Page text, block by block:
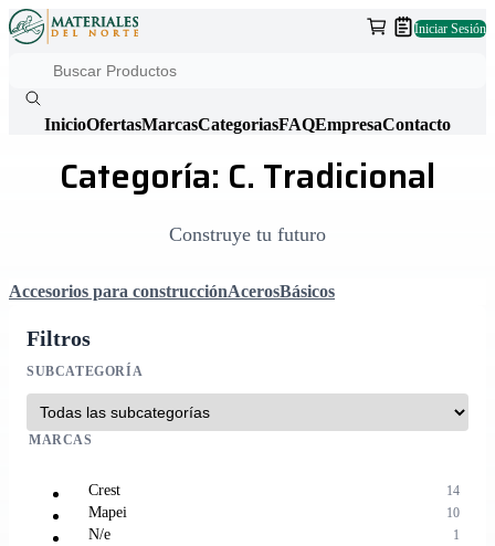
Iniciar Sesión
InicioOfertasMarcasCategoriasFAQEmpresaContacto
Categoría: C. Tradicional
Construye tu futuro
Accesorios para construcciónAcerosBásicos
Filtros
SUBCATEGORÍA
MARCAS
Crest 14
Mapei 10
N/e 1